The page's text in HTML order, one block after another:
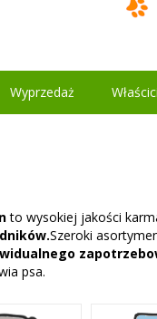
Wyprzedaż
to wysokiej jakości
Szeroki
psa.